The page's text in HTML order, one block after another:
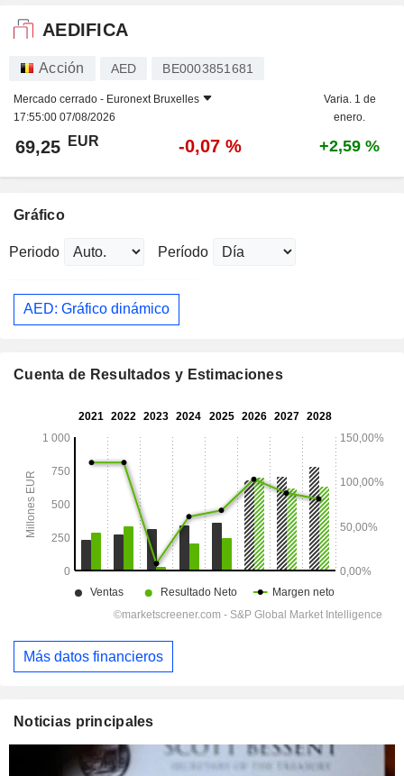
AEDIFICA
Acción AED BE0003851681
Mercado cerrado - Euronext Bruxelles
17:55:00 07/08/2026
Varia. 1 de
enero.
69,25 EUR -0,07 % +2,59 %
Gráfico
Periodo Período
AED: Gráfico dinámico
Cuenta de Resultados y Estimaciones
Más datos financieros
Noticias principales